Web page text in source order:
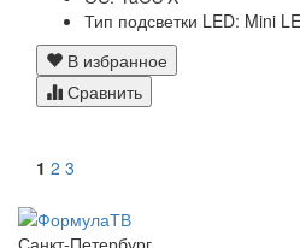
Тип подсветки LED: Mini
В избранное
Сравнить
1 2 3
Санкт-Петербург